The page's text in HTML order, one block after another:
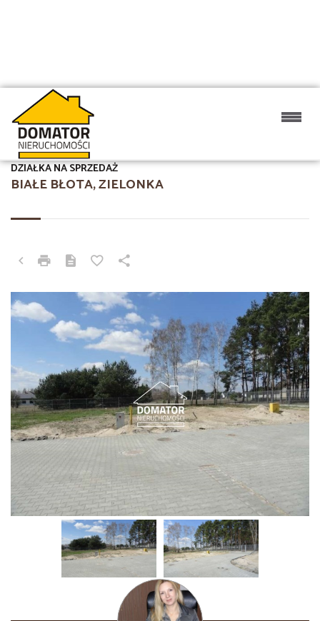
BIAŁE BŁOTA, ZIELONKA
DZIAŁKA NA SPRZEDAŻ